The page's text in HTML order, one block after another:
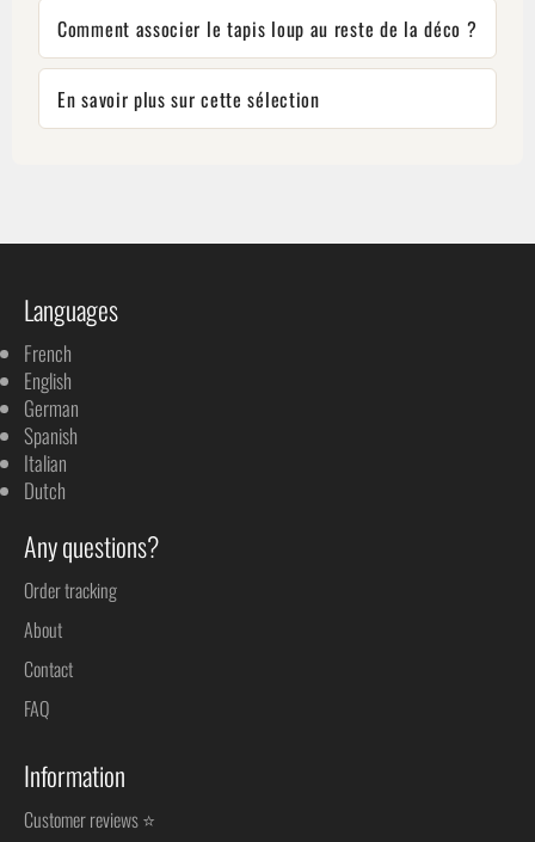
Comment associer le tapis loup au reste de la déco ?
En savoir plus sur cette sélection
Languages
French
English
German
Spanish
Italian
Dutch
Any questions?
Order tracking
About
Contact
FAQ
Information
Customer reviews ⭐